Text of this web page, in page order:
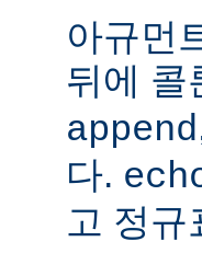
아규먼
뒤에 콜
append
다.
고 정